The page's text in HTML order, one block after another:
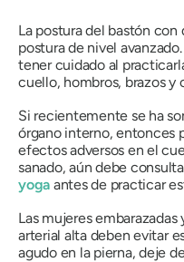
La postura del bastón con
postura de nivel
tener cuidado al
cuello, hombros, brazos y
Si recientemente se ha
órgano interno, entonces
efectos adversos en el
sanado, aún debe
yoga antes de practicar
Las mujeres
arterial alta deben evitar
agudo en la pierna, deje